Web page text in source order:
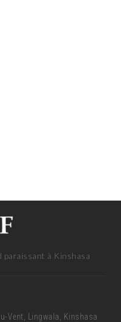
paraissant à Kinshasa
Vent, Lingwala, Kinshasa